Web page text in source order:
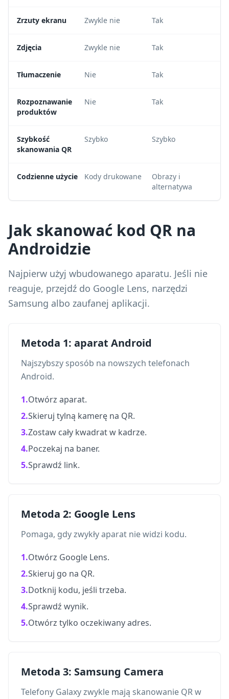
Zrzuty ekranu Zwykle nie Tak
Zdjęcia Zwykle nie Tak
Tłumaczenie Nie Tak
Rozpoznawanie
produktów
Nie Tak
Szybkość
skanowania QR
Szybko Szybko
Codzienne użycie Kody drukowane
Obrazy i
alternatywa
Jak skanować kod QR na
Androidzie
Najpierw użyj wbudowanego aparatu. Jeśli nie
reaguje, przejdź do Google Lens, narzędzi
Samsung albo zaufanej aplikacji.
Metoda 1: aparat Android
Najszybszy sposób na nowszych telefonach
Android.
1.Otwórz aparat.
2.Skieruj tylną kamerę na QR.
3.Zostaw cały kwadrat w kadrze.
4.Poczekaj na baner.
5.Sprawdź link.
Metoda 2: Google Lens
Pomaga, gdy zwykły aparat nie widzi kodu.
1.Otwórz Google Lens.
2.Skieruj go na QR.
3.Dotknij kodu, jeśli trzeba.
4.Sprawdź wynik.
5.Otwórz tylko oczekiwany adres.
Metoda 3: Samsung Camera
Telefony Galaxy zwykle mają skanowanie QR w